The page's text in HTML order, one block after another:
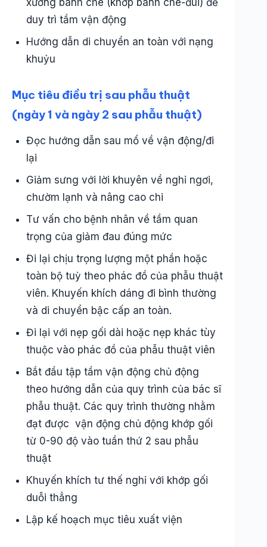
xương bánh chè (khớp bánh chè-đùi) để
duy trì tầm vận động
Hướng dẫn di chuyển an toàn với nạng
khuỷu
Mục tiêu điều trị sau phẫu thuật
(ngày 1 và ngày 2 sau phẫu thuật)
Đọc hướng dẫn sau mổ về vận động/đi
lại
Giảm sưng với lời khuyên về nghỉ ngơi,
chườm lạnh và nâng cao chi
Tư vấn cho bệnh nhân về tầm quan
trọng của giảm đau đúng mức
Đi lại chịu trọng lượng một phần hoặc
toàn bộ tuỳ theo phác đồ của phẫu thuật
viên. Khuyến khích dáng đi bình thường
và di chuyển bậc cấp an toàn.
Đi lại với nẹp gối dài hoặc nẹp khác tùy
thuộc vào phác đồ của phẫu thuật viên
Bắt đầu tập tầm vận động chủ động
theo hướng dẫn của quy trình của bác sĩ
phẫu thuật. Các quy trình thường nhằm
đạt được vận động chủ động khớp gối
từ 0-90 độ vào tuần thứ 2 sau phẫu
thuật
Khuyến khích tư thế nghỉ với khớp gối
duỗi thẳng
Lập kế hoạch mục tiêu xuất viện